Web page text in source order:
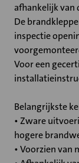
afhankelijk van
De
inspectie
Voor een
Belangrijkste
• Zware
hogere
• Voorzien van